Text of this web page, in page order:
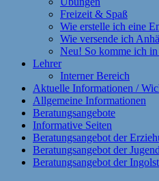
Freizeit & Spaß
Wie erstelle ich eine
Wie versende ich
Neu! So komme ich
Lehrer
Interner Bereich
Aktuelle Informationen /
Allgemeine Informationen
Beratungsangebote
Informative Seiten
Beratungsangebot der
Beratungsangebot der
Beratungsangebot der